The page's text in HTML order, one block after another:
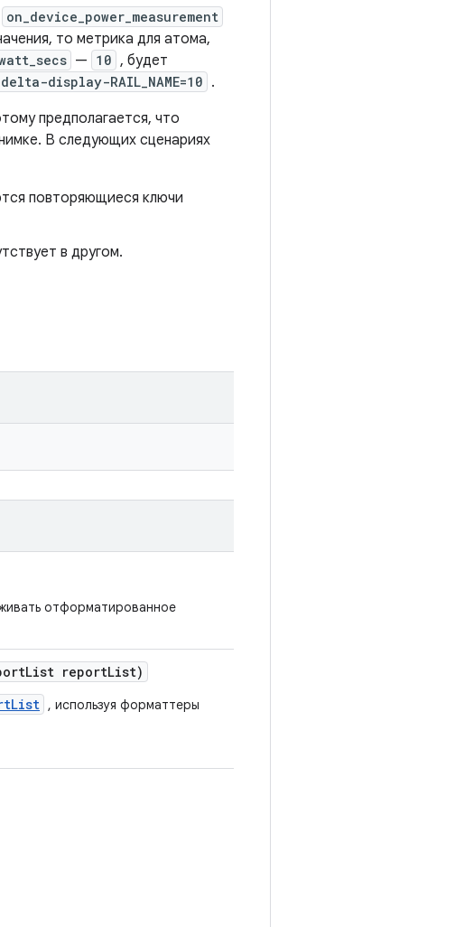
on_device_power_measurement
то метрика для атома,
— 10 , будет
display-RAIL_NAME=10 .
предполагается, что
В следующих сценариях
повторяющиеся ключи
в другом.
отформатированное
List reportList)
, используя форматтеры